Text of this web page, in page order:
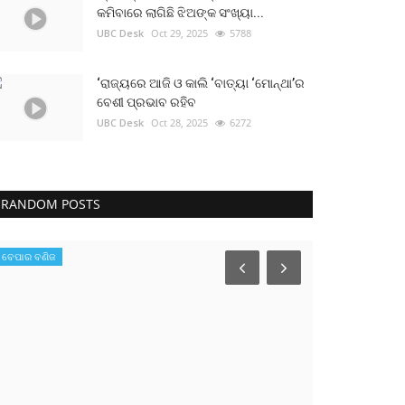
କମିବାରେ ଲାଗିଛି ଝିଅଙ୍କ ସଂଖ୍ୟା...
UBC Desk Oct 29, 2025 5788
‘ରାଜ୍ୟରେ ଆଜି ଓ କାଲି ‘ବାତ୍ୟା ‘ମୋନ୍ଥା’ର
ବେଶୀ ପ୍ରଭାବ ରହିବ
UBC Desk Oct 28, 2025 6272
RANDOM POSTS
ବେପାର ବଣିଜ